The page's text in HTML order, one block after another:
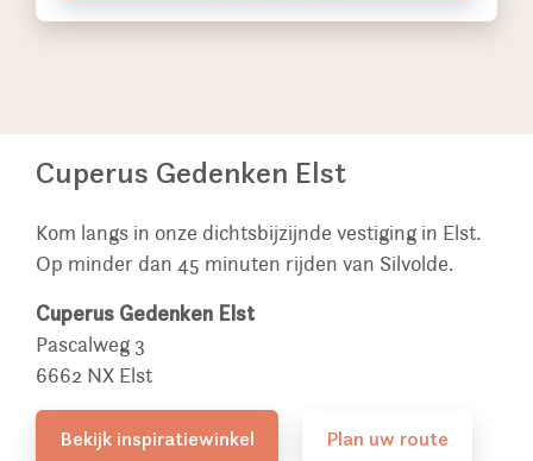
Cuperus Gedenken Elst
Kom langs in onze dichtsbijzijnde vestiging in Elst.
Op minder dan 45 minuten rijden van Silvolde.
Cuperus Gedenken Elst
Pascalweg 3
6662 NX Elst
Bekijk inspiratiewinkel Plan uw route